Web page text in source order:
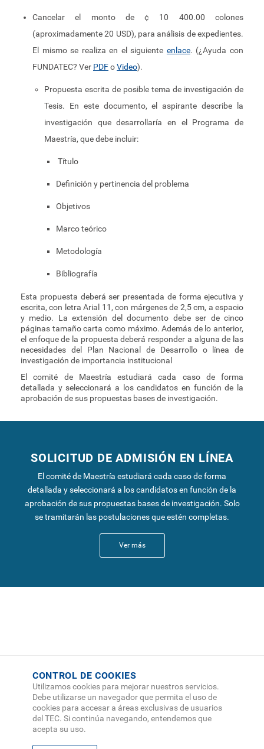
Cancelar el monto de ¢ 10 400.00 colones
(aproximadamente 20 USD), para análisis de expedientes.
El mismo se realiza en el siguiente enlace. (¿Ayuda con
FUNDATEC? Ver PDFoVideo).
Propuesta escrita de posible tema de investigación de
Tesis. En este documento, el aspirante describe la
investigación que desarrollaría en el Programa de
Maestría, que debe incluir:
Título
Definición y pertinencia del problema
Objetivos
Marco teórico
Metodología
Bibliografía
Esta propuesta deberá ser presentada de forma ejecutiva y
escrita, con letra Arial 11, con márgenes de 2,5 cm, a espacio
y medio. La extensión del documento debe ser de cinco
páginas tamaño carta como máximo. Además de lo anterior,
el enfoque de la propuesta deberá responder a alguna de las
necesidades del Plan Nacional de Desarrollo o línea de
investigación de importancia institucional
El comité de Maestría estudiará cada caso de forma
detallada y seleccionará a los candidatos en función de la
aprobación de sus propuestas bases de investigación.
SOLICITUD DE ADMISIÓN EN LÍNEA
El comité de Maestría estudiará cada caso de forma
detallada y seleccionará a los candidatos en función de la
aprobación de sus propuestas bases de investigación. Solo
se tramitarán las postulaciones que estén completas.
Ver más
CONTROL DE COOKIES
Utilizamos cookies para mejorar nuestros servicios.
Debe utilizarse un navegador que permita el uso de
cookies para accesar a áreas exclusivas de usuarios
del TEC. Si continúa navegando, entendemos que
acepta su uso.